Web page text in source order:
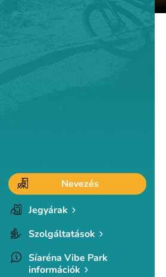
Nevezés
Jegyárak
Szolgáltatások
Síaréna Vibe Park
információk